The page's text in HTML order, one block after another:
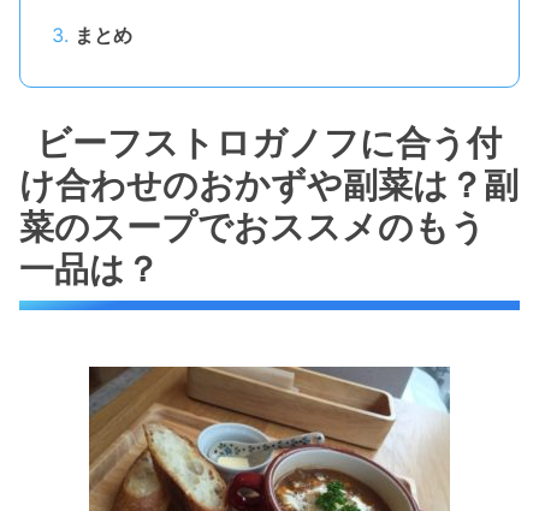
まとめ
ビーフストロガノフに合う付
け合わせのおかずや副菜は？副
菜のスープでおススメのもう
一品は？